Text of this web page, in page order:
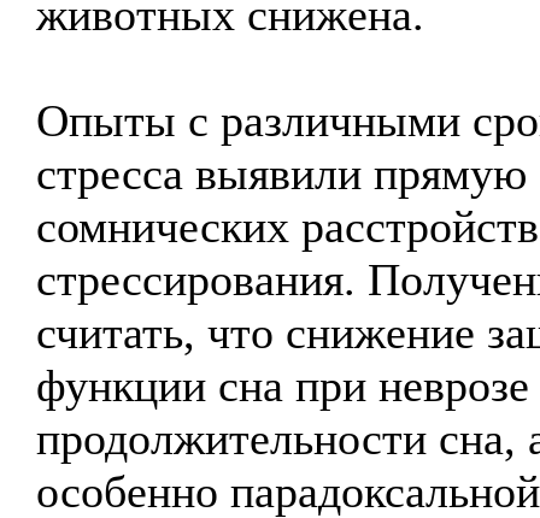
животных снижена.
Опыты с различными
стресса выявили прямую
сомнических
стрессирования.
считать, что снижение
функции сна при
продолжительности сна,
особенно